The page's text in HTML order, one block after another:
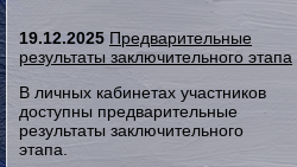
19.12.2025 Предварительные
результаты заключительного этапа
В личных кабинетах участников
доступны предварительные
результаты заключительного
этапа.